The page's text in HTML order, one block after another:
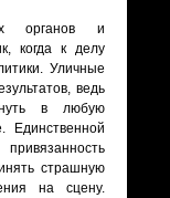
органов и
когда к делу
Уличные
ведь
в любую
Единственной
страшную
на сцену.